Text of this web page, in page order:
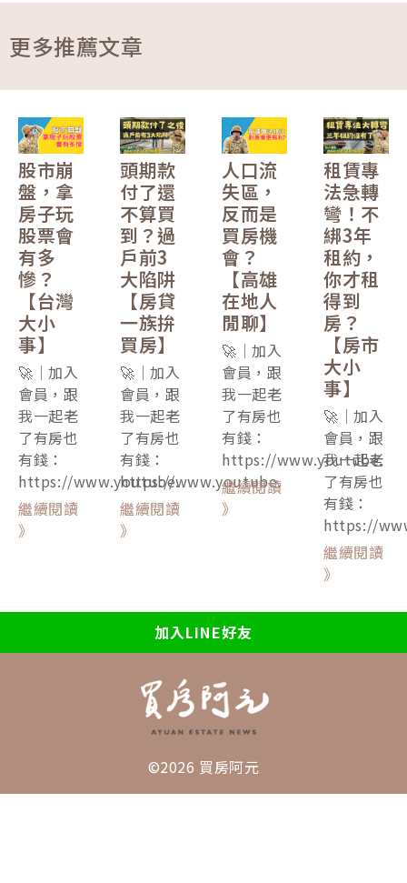
更多推薦文章
股市崩
盤，拿
房子玩
股票會
有多
慘？
【台灣
大小
事】
🚀｜加入
會員，跟
我一起老
了有房也
有錢：
https://www.youtube.
繼續閱讀
》
頭期款
付了還
不算買
到？過
戶前3
大陷阱
【房貸
一族拚
買房】
🚀｜加入
會員，跟
我一起老
了有房也
有錢：
https://www.youtube.
繼續閱讀
》
人口流
失區，
反而是
買房機
會？
【高雄
在地人
閒聊】
🚀｜加入
會員，跟
我一起老
了有房也
有錢：
https://www.youtube.
繼續閱讀
》
租賃專
法急轉
彎！不
綁3年
租約，
你才租
得到
房？
【房市
大小
事】
🚀｜加入
會員，跟
我一起老
了有房也
有錢：
https://
繼續閱讀
》
加入LINE好友
©2026 買房阿元